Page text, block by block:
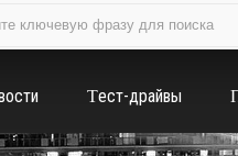
Тест-драйвы